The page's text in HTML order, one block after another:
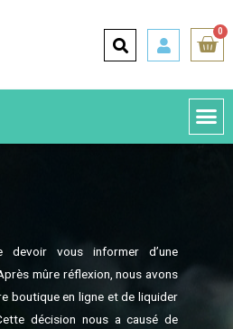
0
devoir vous informer d’une
mûre réflexion, nous avons
boutique en ligne et de liquider
décision nous a causé de